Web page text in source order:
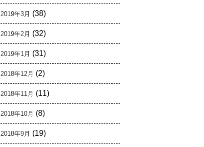
2019年3月 (38)
2019年2月 (32)
2019年1月 (31)
2018年12月 (2)
2018年11月 (11)
2018年10月 (8)
2018年9月 (19)